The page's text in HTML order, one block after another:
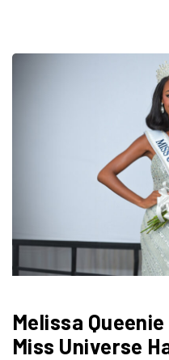
Melissa
Miss Universe